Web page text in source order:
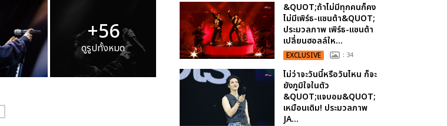
+56
ดูรูปทั้งหมด
&QUOT;ถ้าไม่มีทุกคนก็คง
ไม่มีเพิร์ธ-แซนต้า&QUOT;
ประมวลภาพ เพิร์ธ-แซนต้า
เปลี่ยนฮอลล์ให...
EXCLUSIVE : 34
ไม่ว่าจะวันนี้หรือวันไหน ก็จะ
ยังภูมิใจในตัว
&QUOT;แจบอม&QUOT;
เหมือนเดิม! ประมวลภาพ
JA...